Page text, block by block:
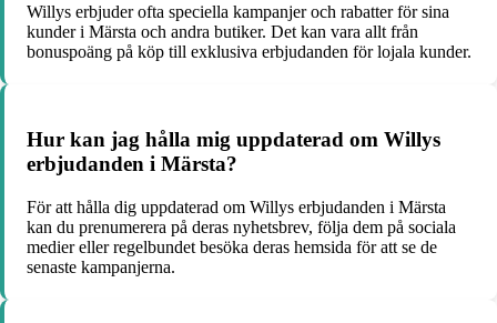
Willys erbjuder ofta speciella kampanjer och rabatter för sina
kunder i Märsta och andra butiker. Det kan vara allt från
bonuspoäng på köp till exklusiva erbjudanden för lojala kunder.
Hur kan jag hålla mig uppdaterad om Willys
erbjudanden i Märsta?
För att hålla dig uppdaterad om Willys erbjudanden i Märsta
kan du prenumerera på deras nyhetsbrev, följa dem på sociala
medier eller regelbundet besöka deras hemsida för att se de
senaste kampanjerna.